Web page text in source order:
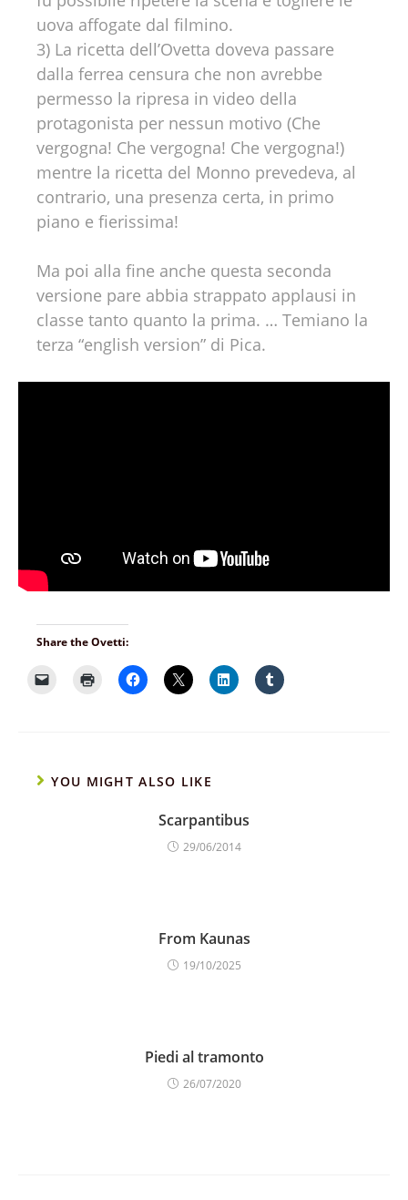
uova affogate dal filmino.
3) La ricetta dell’Ovetta doveva passare
dalla ferrea censura che non avrebbe
permesso la ripresa in video della
protagonista per nessun motivo (Che
vergogna! Che vergogna! Che vergogna!)
mentre la ricetta del Monno prevedeva, al
contrario, una presenza certa, in primo
piano e fierissima!
Ma poi alla fine anche questa seconda
versione pare abbia strappato applausi in
classe tanto quanto la prima. … Temiano la
terza “english version” di Pica.
Share the Ovetti:
YOU MIGHT ALSO LIKE
Scarpantibus
29/06/2014
From Kaunas
19/10/2025
Piedi al tramonto
26/07/2020